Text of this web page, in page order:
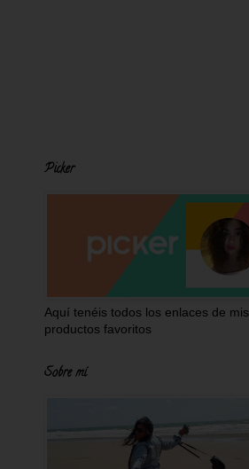
Picker
Aquí tenéis todos los enlaces de mis
productos favoritos
Sobre mí